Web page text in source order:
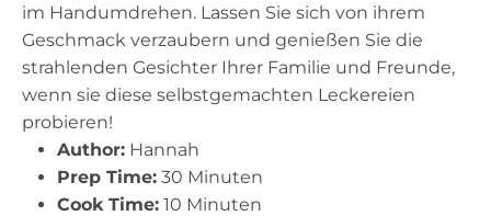
im Handumdrehen. Lassen Sie sich von ihrem
Geschmack verzaubern und genießen Sie die
strahlenden Gesichter Ihrer Familie und Freunde,
wenn sie diese selbstgemachten Leckereien
probieren!
Author: Hannah
Prep Time: 30 Minuten
Cook Time: 10 Minuten